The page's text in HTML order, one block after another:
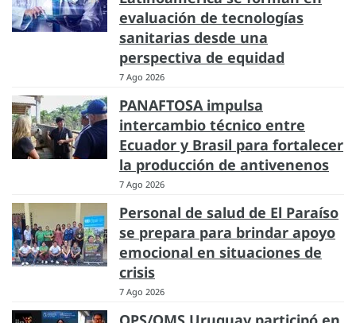
evaluación de tecnologías
sanitarias desde una
perspectiva de equidad
7 Ago 2026
PANAFTOSA impulsa
intercambio técnico entre
Ecuador y Brasil para fortalecer
la producción de antivenenos
7 Ago 2026
Personal de salud de El Paraíso
se prepara para brindar apoyo
emocional en situaciones de
crisis
7 Ago 2026